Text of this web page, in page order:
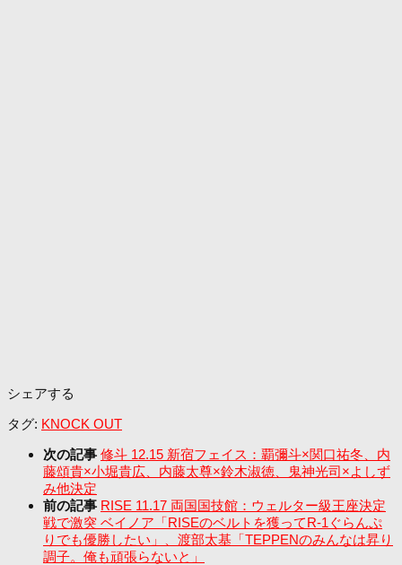
シェアする
タグ: KNOCK OUT
次の記事 修斗 12.15 新宿フェイス：覇彌斗×関口祐冬、内
藤頌貴×小堀貴広、内藤太尊×鈴木淑徳、鬼神光司×よしず
み他決定
前の記事 RISE 11.17 両国国技館：ウェルター級王座決定
戦で激突 ベイノア「RISEのベルトを獲ってR-1ぐらんぷ
りでも優勝したい」、渡部太基「TEPPENのみんなは昇り
調子。俺も頑張らないと」